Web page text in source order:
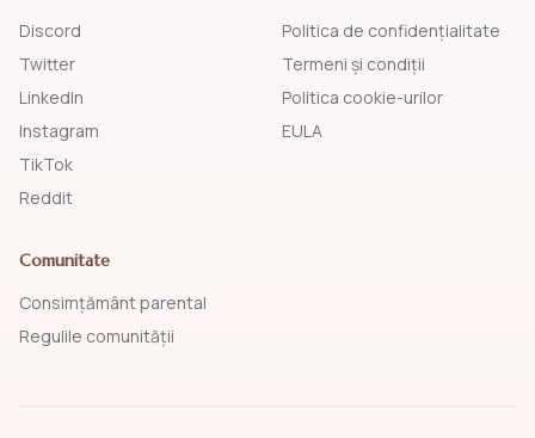
Discord
Twitter
LinkedIn
Instagram
TikTok
Reddit
Politica de confidențialitate
Termeni și condiții
Politica cookie-urilor
EULA
Comunitate
Consimțământ parental
Regulile comunității